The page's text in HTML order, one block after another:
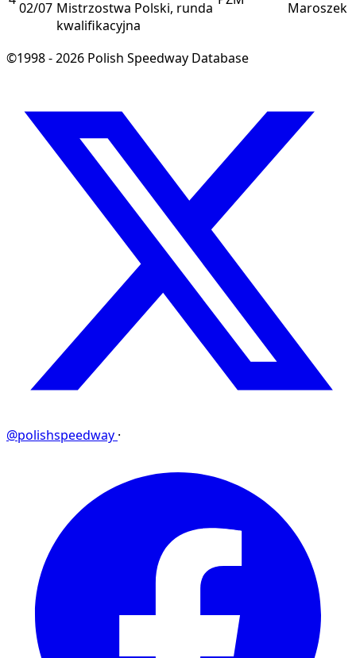
02/07 Mistrzostwa Polski, runda
kwalifikacyjna
Maroszek
©1998 - 2026 Polish Speedway Database
@polishspeedway ·